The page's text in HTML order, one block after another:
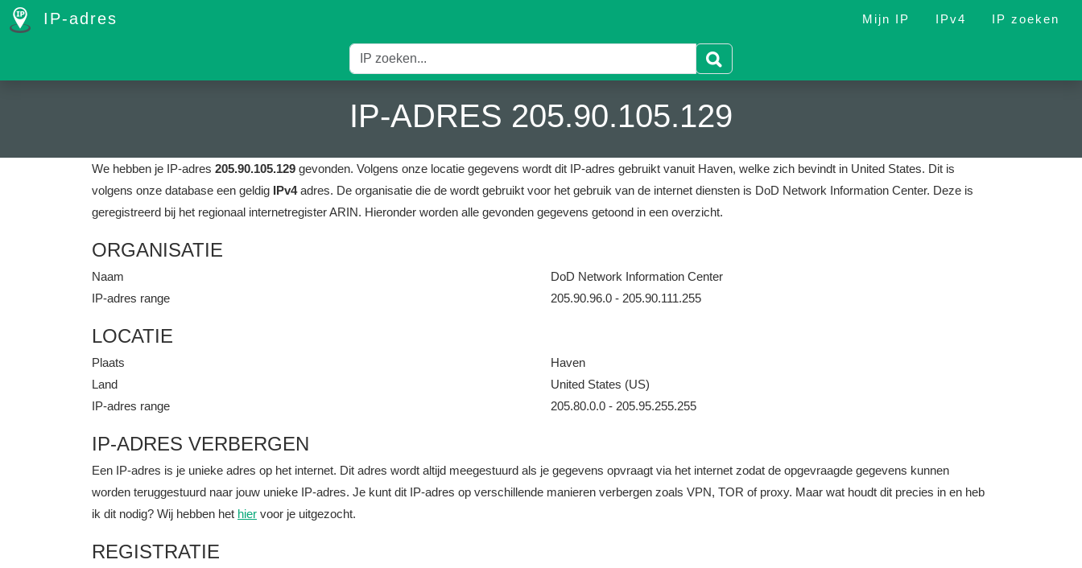
IP-adres Mijn IP IPv4 IP zoeken
IP-ADRES 205.90.105.129
We hebben je IP-adres 205.90.105.129 gevonden. Volgens onze locatie gegevens wordt dit IP-adres gebruikt vanuit Haven, welke zich bevindt in United States. Dit is
volgens onze database een geldig IPv4adres. De organisatie die de wordt gebruikt voor het gebruik van de internet diensten is DoD Network Information Center. Deze is
geregistreerd bij het regionaal internetregister ARIN. Hieronder worden alle gevonden gegevens getoond in een overzicht.
ORGANISATIE
Naam
DoD Network Information Center
IP-adres range
205.90.96.0 - 205.90.111.255
LOCATIE
Plaats
Haven
Land
United States (US)
IP-adres range
205.80.0.0 - 205.95.255.255
IP-ADRES VERBERGEN
Een IP-adres is je unieke adres op het internet. Dit adres wordt altijd meegestuurd als je gegevens opvraagt via het internet zodat de opgevraagde gegevens kunnen
worden teruggestuurd naar jouw unieke IP-adres. Je kunt dit IP-adres op verschillende manieren verbergen zoals VPN, TOR of proxy. Maar wat houdt dit precies in en heb
ik dit nodig? Wij hebben het hier voor je uitgezocht.
REGISTRATIE